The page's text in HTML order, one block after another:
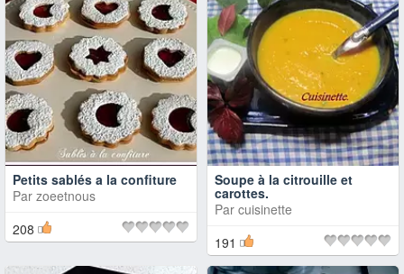
Petits sablés a la confiture
Par zoeetnous
208
Soupe à la citrouille et
carottes.
Par cuisinette
191